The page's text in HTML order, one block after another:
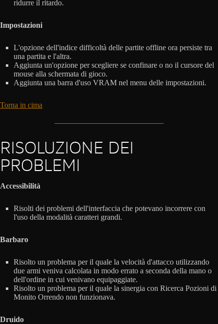
ridurre il ritardo.
Impostazioni
L'opzione dell'indice difficoltà delle partite offline ora persiste tra
una partita e l'altra.
Aggiunta un'opzione per scegliere se confinare o no il cursore del
mouse alla schermata di gioco.
Aggiunta una barra d'uso VRAM nel menu delle impostazioni.
Torna in cima
RISOLUZIONE DEI
PROBLEMI
Accessibilità
Risolti dei problemi dell'interfaccia che potevano incorrere con
l'uso della modalità caratteri grandi.
Barbaro
Risolto un problema per il quale la velocità d'attacco utilizzando
due armi veniva calcolata in modo errato a seconda della mano o
dell'ordine in cui venivano equipaggiate.
Risolto un problema per il quale la sinergia con Ricerca Pozioni di
Monito Orrendo non funzionava.
Druido